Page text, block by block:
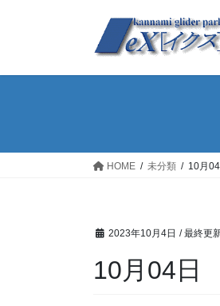
HOME 未分類 10月04
2023年10月4日 / 最終更
10月04日